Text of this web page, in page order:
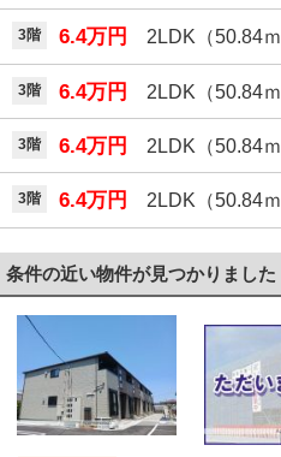
3階 6.4万円 2LDK（50.84ｍ
3階 6.4万円 2LDK（50.84ｍ
3階 6.4万円 2LDK（50.84ｍ
3階 6.4万円 2LDK（50.84ｍ
条件の近い物件が見つかりました